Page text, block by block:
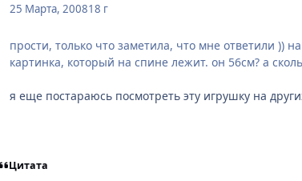
25 Марта, 200818 г
прости, только что заметила, что мне ответили ))
картинка, который на спине лежит. он 56см? а
я еще постараюсь посмотреть эту игрушку на
Цитата